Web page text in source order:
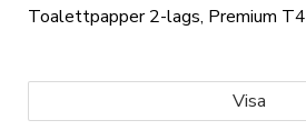
Toalettpapper 2-lags, Premium T4
Visa